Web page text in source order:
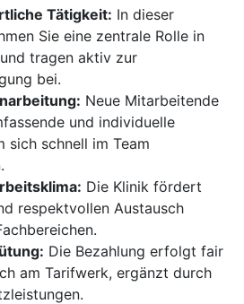
Tätigkeit: In dieser
Sie eine zentrale Rolle in
tragen aktiv zur
bei.
Neue Mitarbeitende
und individuelle
sich schnell im Team
Die Klinik fördert
respektvollen Austausch
Die Bezahlung erfolgt fair
am Tarifwerk, ergänzt durch